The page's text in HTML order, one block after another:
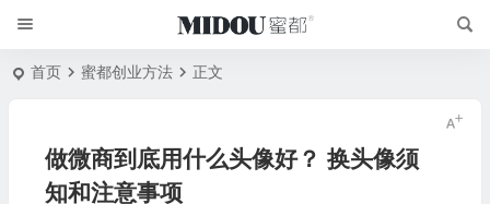
首页 蜜都创业方法 正文
做微商到底用什么头像好？ 换头像须
知和注意事项